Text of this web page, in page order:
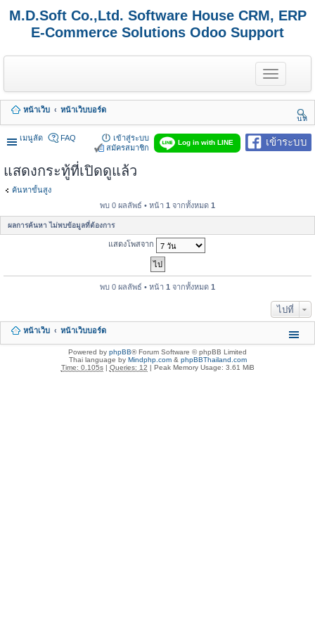
M.D.Soft Co.,Ltd. Software House CRM, ERP
E-Commerce Solutions Odoo Support
T
o
g
e
n
a
n
หน้าเว็บ
หน้าเว็บบอร์ด
นห
า
เมนูลัด
เข้าระบบ
Log in with LINE
FAQ
เข้าสู่ระบบ
สมัครสมาชิก
แสดงกระทู้ที่เปิดดูแล้ว
ค้นหาขั้นสูง
พบ 0 ผลลัพธ์ • หน้า 1 จากทั้งหมด 1
ผลการค้นหา ไม่พบข้อมูลที่ต้องการ
แสดงโพสจาก
พบ 0 ผลลัพธ์ • หน้า 1 จากทั้งหมด 1
ไปที่
หน้าเว็บ หน้าเว็บบอร์ด
Powered by phpBB® Forum Software © phpBB Limited
Thai language by Mindphp.com& phpBBThailand.com
Time: 0.105s| Queries: 12 | Peak Memory Usage: 3.61 MiB